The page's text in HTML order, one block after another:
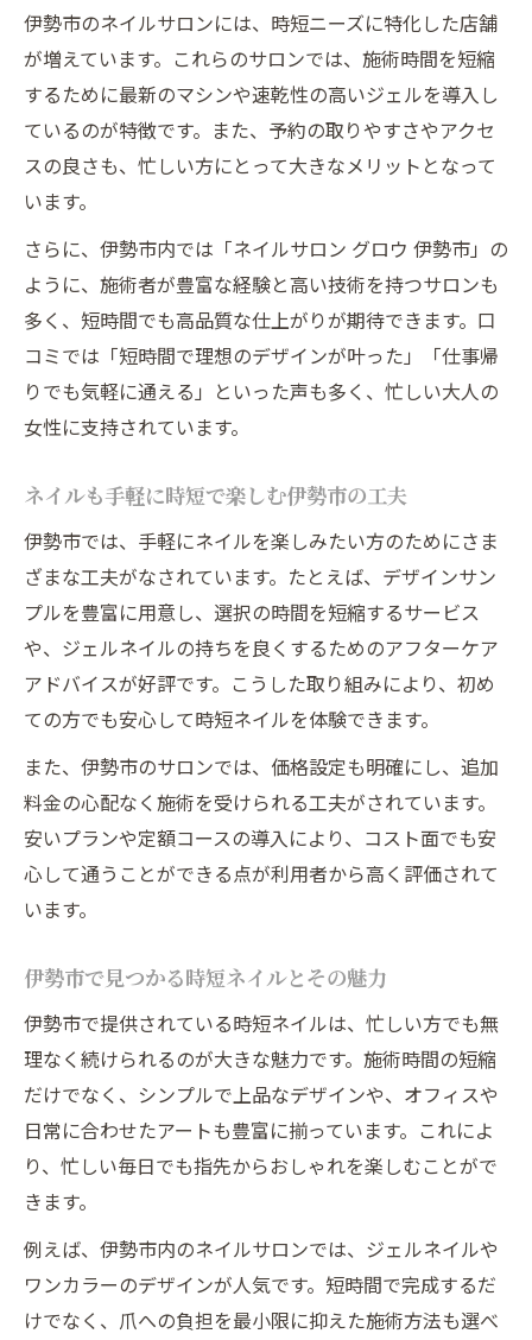
伊勢市のネイルサロンには、時短ニーズに特化した店舗
が増えています。これらのサロンでは、施術時間を短縮
するために最新のマシンや速乾性の高いジェルを導入し
ているのが特徴です。また、予約の取りやすさやアクセ
スの良さも、忙しい方にとって大きなメリットとなって
います。
さらに、伊勢市内では「ネイルサロン グロウ 伊勢市」の
ように、施術者が豊富な経験と高い技術を持つサロンも
多く、短時間でも高品質な仕上がりが期待できます。口
コミでは「短時間で理想のデザインが叶った」「仕事帰
りでも気軽に通える」といった声も多く、忙しい大人の
女性に支持されています。
ネイルも手軽に時短で楽しむ伊勢市の工夫
伊勢市では、手軽にネイルを楽しみたい方のためにさま
ざまな工夫がなされています。たとえば、デザインサン
プルを豊富に用意し、選択の時間を短縮するサービス
や、ジェルネイルの持ちを良くするためのアフターケア
アドバイスが好評です。こうした取り組みにより、初め
ての方でも安心して時短ネイルを体験できます。
また、伊勢市のサロンでは、価格設定も明確にし、追加
料金の心配なく施術を受けられる工夫がされています。
安いプランや定額コースの導入により、コスト面でも安
心して通うことができる点が利用者から高く評価されて
います。
伊勢市で見つかる時短ネイルとその魅力
伊勢市で提供されている時短ネイルは、忙しい方でも無
理なく続けられるのが大きな魅力です。施術時間の短縮
だけでなく、シンプルで上品なデザインや、オフィスや
日常に合わせたアートも豊富に揃っています。これによ
り、忙しい毎日でも指先からおしゃれを楽しむことがで
きます。
例えば、伊勢市内のネイルサロンでは、ジェルネイルや
ワンカラーのデザインが人気です。短時間で完成するだ
けでなく、爪への負担を最小限に抑えた施術方法も選べ